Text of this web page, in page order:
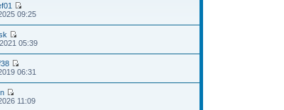
09:25
05:39
06:31
11:09